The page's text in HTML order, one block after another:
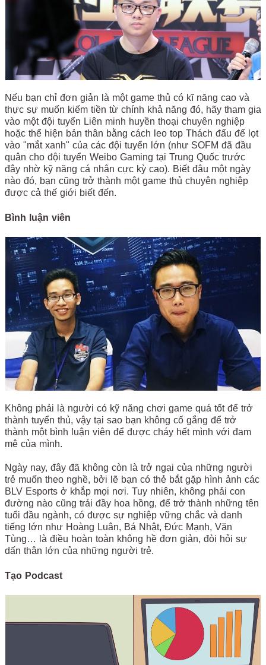
Nếu bạn chỉ đơn giản là một game thủ có kĩ năng cao và
thực sự muốn kiếm tiền từ chính khả năng đó, hãy tham gia
vào một đội tuyển Liên minh huyền thoại chuyên nghiệp
hoặc thể hiện bản thân bằng cách leo top Thách đấu để lọt
vào "mắt xanh" của các đội tuyển lớn (như SOFM đã đầu
quân cho đội tuyển Weibo Gaming tại Trung Quốc trước
đây nhờ kỹ năng cá nhân cực kỳ cao). Biết đâu một ngày
nào đó, bạn cũng trở thành một game thủ chuyên nghiệp
được cả thế giới biết đến.
Bình luận viên
Không phải là người có kỹ năng chơi game quá tốt để trở
thành tuyển thủ, vậy tại sao bạn không cố gắng để trở
thành một bình luận viên để được cháy hết mình với đam
mê của mình.
Ngày nay, đây đã không còn là trở ngại của những người
trẻ muốn theo nghề, bởi lẽ bạn có thẻ bắt gặp hình ảnh các
BLV Esports ở khắp mọi nơi. Tuy nhiên, không phải con
đường nào cũng trải đầy hoa hồng, để trở thành những tên
tuổi đầu ngành, có được sự nghiệp vững chắc và danh
tiếng lớn như Hoàng Luân, Bá Nhật, Đức Mạnh, Văn
Tùng… là điều hoàn toàn không hề đơn giản, đòi hỏi sự
dấn thân lớn của những người trẻ.
Tạo Podcast